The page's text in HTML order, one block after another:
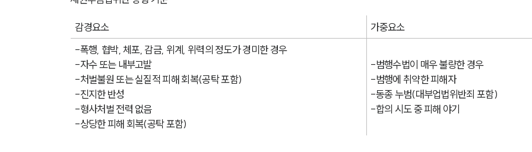
감경요소
가중요소
-폭행, 협박, 체포, 감금, 위계, 위력의 정도가 경미한 경우
-자수 또는 내부고발
-처벌불원 또는 실질적 피해 회복(공탁 포함)
-진지한 반성
-형사처벌 전력 없음
-상당한 피해 회복(공탁 포함)
-범행수법이 매우 불량한 경우
-범행에 취약한 피해자
-동종 누범(대부업법위반죄 포함)
-합의 시도 중 피해 야기